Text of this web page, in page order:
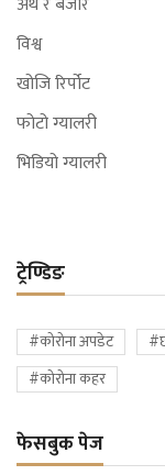
विश्व
खोजि रिर्पोट
फोटो ग्यालरी
भिडियो ग्यालरी
ट्रेण्डिङ
#कोरोना अपडेट
#कोरोना कहर
फेसबुक पेज